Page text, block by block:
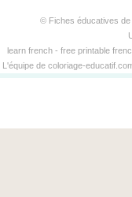
© Fiches éducatives
learn french - free printable
L'équipe de coloriage-